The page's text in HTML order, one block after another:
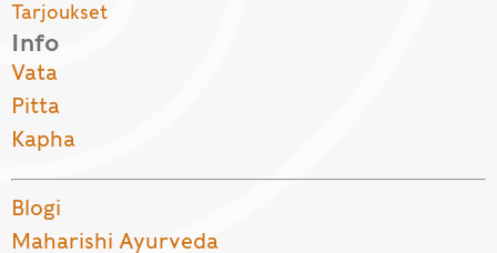
Tarjoukset
Info
Vata
Pitta
Kapha
Blogi
Maharishi Ayurveda